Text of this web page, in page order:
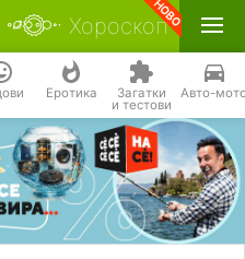
Хороскоп
Еротика Загатки
и тестови
Авто-